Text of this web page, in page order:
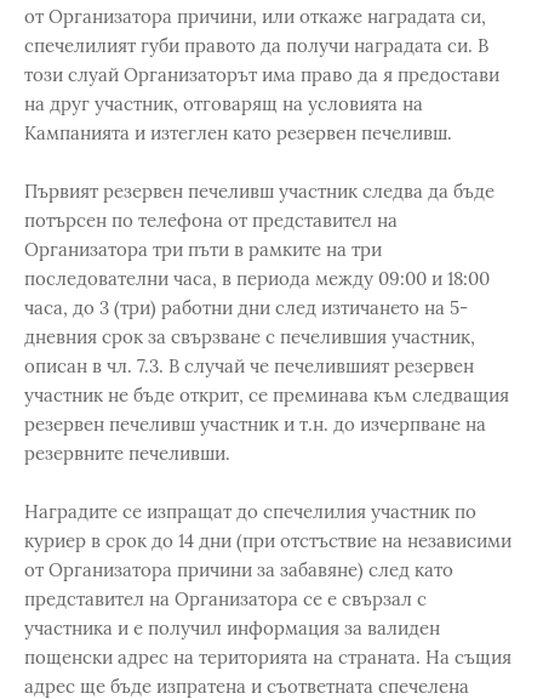
от Организатора причини, или откаже наградата си,
спечелилият губи правото да получи наградата си. В
този слуай Организаторът има право да я предостави
на друг участник, отговарящ на условията на
Кампанията и изтеглен като резервен печеливш.
Първият резервен печеливш участник следва да бъде
потърсен по телефона от представител на
Организатора три пъти в рамките на три
последователни часа, в периода между 09:00 и 18:00
часа, до 3 (три) работни дни след изтичането на 5-
дневния срок за свързване с печелившия участник,
описан в чл. 7.3. В случай че печелившият резервен
участник не бъде открит, се преминава към следващия
резервен печеливш участник и т.н. до изчерпване на
резервните печеливши.
Наградите се изпращат до спечелилия участник по
куриер в срок до 14 дни (при отстъствие на независими
от Организатора причини за забавяне) след като
представител на Организатора се е свързал с
участника и е получил информация за валиден
пощенски адрес на територията на страната. На същия
адрес ще бъде изпратена и съответната спечелена